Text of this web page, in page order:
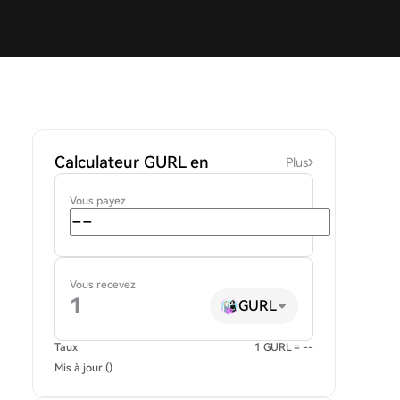
Calculateur GURL en Plus
Vous payez
Vous recevez
GURL
Taux
1 GURL = --
Mis à jour ()